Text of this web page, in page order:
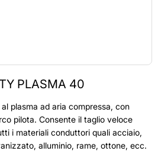
PLASMA 40
plasma ad aria compressa, con
pilota. Consente il taglio veloce
i materiali conduttori quali acciaio,
alluminio, rame, ottone, ecc.